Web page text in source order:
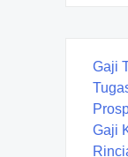
Gaji
Gaji